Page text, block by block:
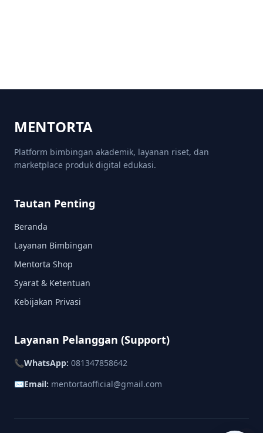
MENTORTA
Platform bimbingan akademik, layanan riset, dan
marketplace produk digital edukasi.
Tautan Penting
Beranda
Layanan Bimbingan
Mentorta Shop
Syarat & Ketentuan
Kebijakan Privasi
Layanan Pelanggan (Support)
📞WhatsApp: 081347858642
✉️Email: mentortaofficial@gmail.com